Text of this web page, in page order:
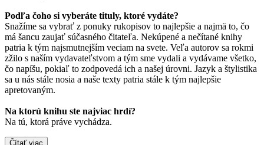
Podľa čoho si vyberáte tituly, ktoré vydáte?
Snažíme sa vybrať z ponuky rukopisov to najlepšie a najmä to, čo
má šancu zaujať súčasného čitateľa. Nekúpené a nečítané knihy
patria k tým najsmutnejším veciam na svete. Veľa autorov sa rokmi
zžilo s naším vydavateľstvom a tým sme vydali a vydávame všetko,
čo napíšu, pokiaľ to zodpovedá ich a našej úrovni. Jazyk a štylistika
sa u nás stále nosia a naše texty patria stále k tým najlepšie
apretovaným.
Na ktorú knihu ste najviac hrdí?
Na tú, ktorá práve vychádza.
Čítať viac